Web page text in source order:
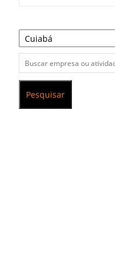
Pesquisar